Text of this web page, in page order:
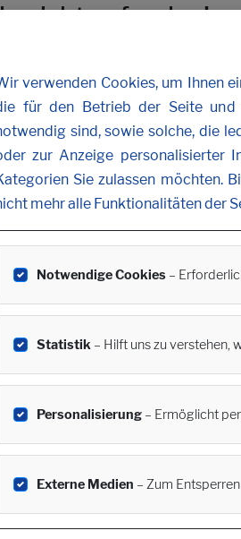
nicht gefunden!
Inhalten oder
verwenden Cookies, um Ihnen
für den Betrieb der Seite und
sind, sowie solche, die
zur Anzeige personalisierter
Sie zulassen möchten.
mehr alle Funktionalitäten der
Notwendige Cookies –
Statistik – Hilft uns zu verstehen,
Personalisierung – Ermöglicht
Externe Medien – Zum